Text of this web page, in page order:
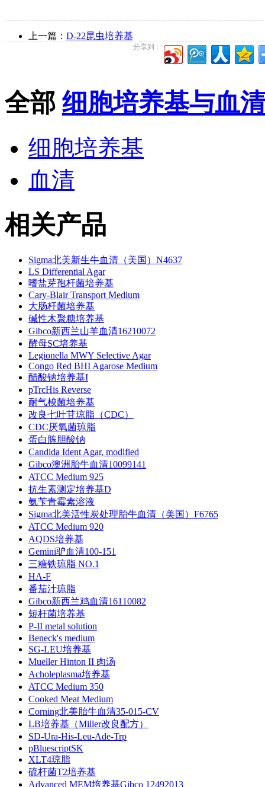
上一篇： D-22昆虫培养基
分享到：
全部 细胞培养基与血清
细胞培养基
血清
相关产品
Sigma北美新生牛血清（美国）N4637
LS Differential Agar
嗜盐芽孢杆菌培养基
Cary-Blair Transport Medium
大肠杆菌培养基
碱性木聚糖培养基
Gibco新西兰山羊血清16210072
酵母SC培养基
Legionella MWY Selective Agar
Congo Red BHI Agarose Medium
醋酸钠培养基I
pTrcHis Reverse
耐气梭菌培养基
改良七叶苷琼脂（CDC）
CDC厌氧菌琼脂
蛋白胨胆酸钠
Candida Ident Agar, modified
Gibco澳洲胎牛血清10099141
ATCC Medium 925
抗生素测定培养基D
氨苄青霉素溶液
Sigma北美活性炭处理胎牛血清（美国）F6765
ATCC Medium 920
AQDS培养基
Gemini驴血清100-151
三糖铁琼脂 NO.1
HA-F
番茄汁琼脂
Gibco新西兰鸡血清16110082
短杆菌培养基
P-II metal solution
Beneck's medium
SG-LEU培养基
Mueller Hinton II 肉汤
Acholeplasma培养基
ATCC Medium 350
Cooked Meat Medium
Corning北美胎牛血清35-015-CV
LB培养基（Miller改良配方）
SD-Ura-His-Leu-Ade-Trp
pBluescriptSK
XLT4琼脂
硫杆菌T2培养基
Advanced MEM培养基Gibco 12492013